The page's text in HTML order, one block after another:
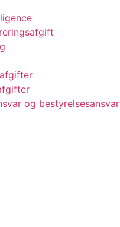
og bestyrelsesansvar